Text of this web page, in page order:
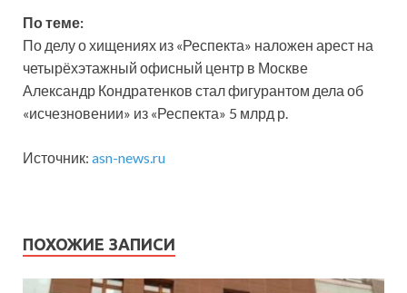
По теме:
По делу о хищениях из «Респекта» наложен арест на
четырёхэтажный офисный центр в Москве
Александр Кондратенков стал фигурантом дела об
«исчезновении» из «Респекта» 5 млрд р.
Источник: asn-news.ru
ПОХОЖИЕ ЗАПИСИ